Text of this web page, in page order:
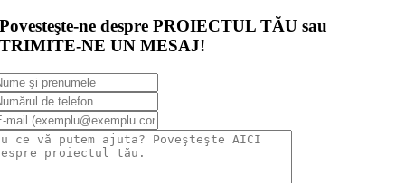
Povesteşte-ne despre PROIECTUL TĂU sau
TRIMITE-NE UN MESAJ!